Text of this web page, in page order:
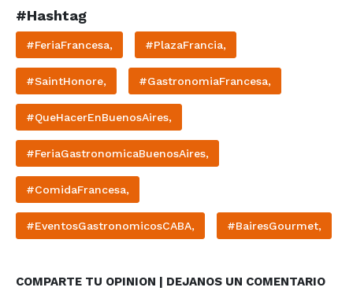
#Hashtag
#FeriaFrancesa, #PlazaFrancia,
#SaintHonore, #GastronomiaFrancesa,
#QueHacerEnBuenosAires,
#FeriaGastronomicaBuenosAires,
#ComidaFrancesa,
#EventosGastronomicosCABA, #BairesGourmet,
COMPARTE TU OPINION | DEJANOS UN COMENTARIO